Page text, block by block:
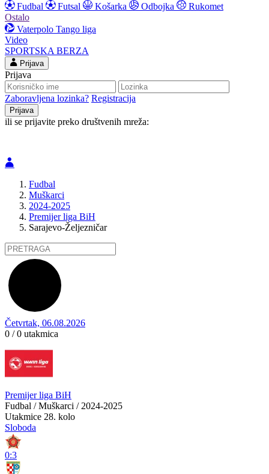
Fudbal
Futsal Košarka Odbojka
Rukomet
Ostalo
Vaterpolo Tango liga
Video
SPORTSKA BERZA
Prijava
Prijava
Zaboravljena lozinka? Registracija
ili se prijavite preko društvenih mreža:
Fudbal
Muškarci
2024-2025
Premijer liga BiH
Sarajevo-Željezničar
Četvrtak, 06.08.2026
0 / 0 utakmica
Premijer liga BiH
Fudbal / Muškarci / 2024-2025
Utakmice 28. kolo
Sloboda
0:3